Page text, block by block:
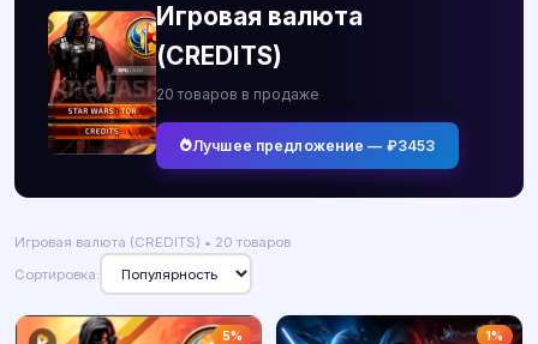
Игровая валюта
(CREDITS)
20 товаров в продаже
Лучшее предложение — ₽3453
Игровая валюта (CREDITS) • 20 товаров
Сортировка:
5% 1%